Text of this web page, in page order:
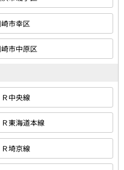
市幸区
市中原区
Ｒ中央線
Ｒ東海道本線
Ｒ埼京線